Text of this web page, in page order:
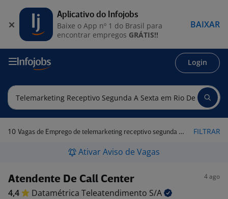
Login
10 Vagas de Emprego de telemarketing receptivo segunda a sexta em Rio de Janeiro - RJ FILTRAR
Ativar Aviso de Vagas
Atendente De Call Center 4 ago
4,4 Datamétrica Teleatendimento S/A
Aplicativo do Infojobs
Baixe o App nº 1 do Brasil para
encontrar empregos GRÁTIS!!
BAIXAR